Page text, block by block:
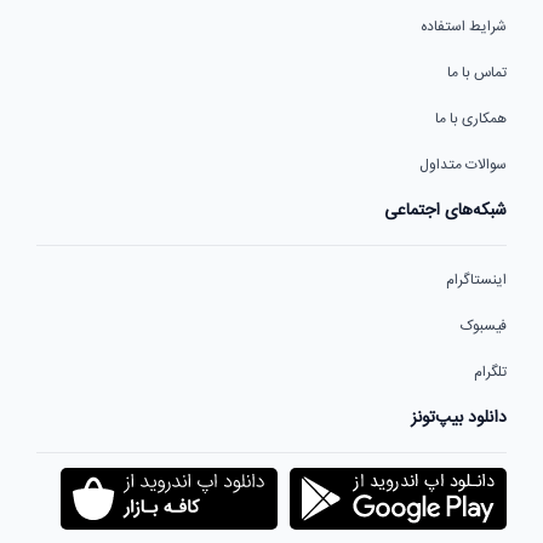
شرایط استفاده
تماس با ما
همکاری با ما
سوالات متداول
شبکه‌های اجتماعی
اینستاگرام
فیسبوک
تلگرام
دانلود بیپ‌تونز